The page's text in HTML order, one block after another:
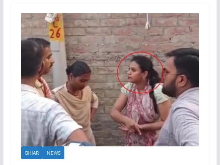
BIHAR NEWS